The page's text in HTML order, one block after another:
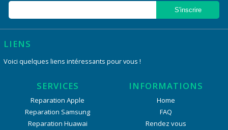
LIENS
Voici quelques liens intéressants pour vous !
SERVICES
Reparation Apple
Reparation Samsung
Reparation Huawai
INFORMATIONS
Home
FAQ
Rendez vous